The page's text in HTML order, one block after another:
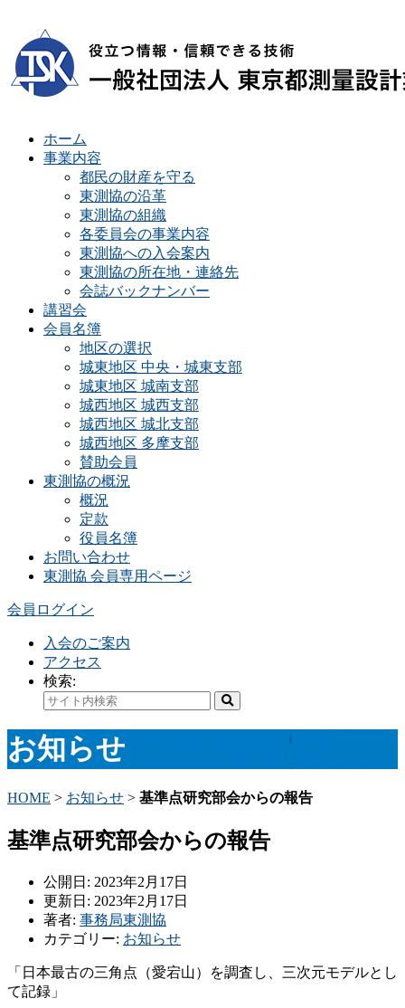
ホーム
事業内容
都民の財産を守る
東測協の沿革
東測協の組織
各委員会の事業内容
東測協への入会案内
東測協の所在地・連絡先
会誌バックナンバー
講習会
会員名簿
地区の選択
城東地区 中央・城東支部
城東地区 城南支部
城西地区 城西支部
城西地区 城北支部
城西地区 多摩支部
賛助会員
東測協の概況
概況
定款
役員名簿
お問い合わせ
東測協 会員専用ページ
会員ログイン
入会のご案内
アクセス
検索:
お知らせ
HOME > お知らせ > 基準点研究部会からの報告
基準点研究部会からの報告
公開日: 2023年2月17日
更新日: 2023年2月17日
著者: 事務局東測協
カテゴリー: お知らせ
「日本最古の三角点（愛宕山）を調査し、三次元モデルとし
て記録」